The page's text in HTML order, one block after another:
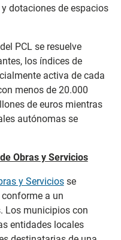
dotaciones de espacios
PCL se resuelve
los índices de
activa de cada
menos de 20.000
de euros mientras
autónomas se
Obras y Servicios
y Serviciosse
a un
Los municipios con
entidades locales